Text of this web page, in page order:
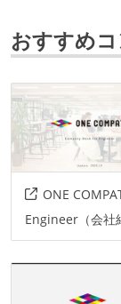
プロジェクト管理
github
情報共有ツール
slack
その他
postgis
その他、現場
おすすめ
ONE
Engineer（会社